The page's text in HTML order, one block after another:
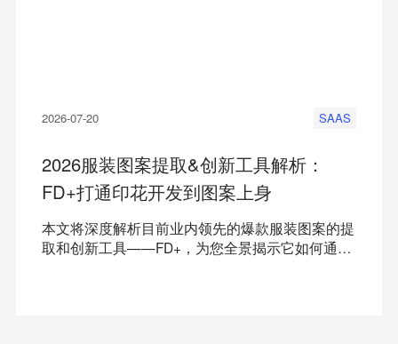
2026-07-20 SAAS
2026服装图案提取&创新工具解析：
FD+打通印花开发到图案上身
本文将深度解析目前业内领先的爆款服装图案的提
取和创新工具——FD+，为您全景揭示它如何通过